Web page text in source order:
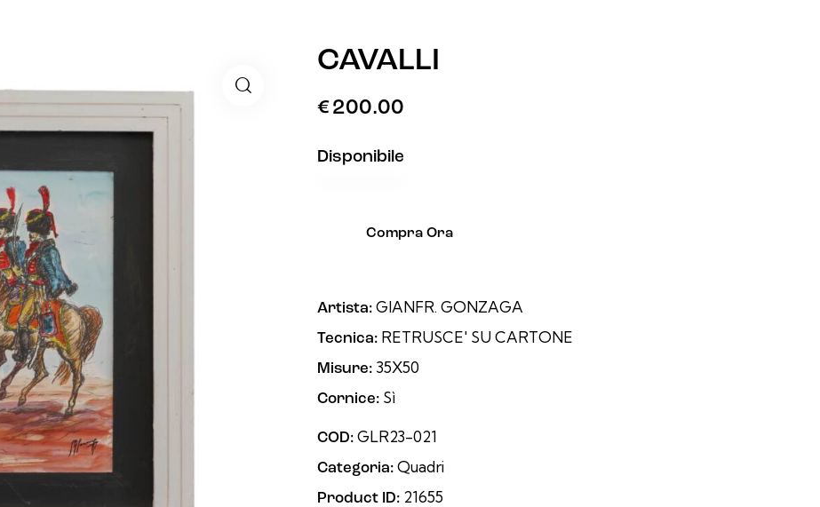
CAVALLI
€200.00
Disponibile
Compra Ora
Artista: GIANFR. GONZAGA
Tecnica: RETRUSCE' SU CARTONE
Misure: 35X50
Cornice: Sì
COD: GLR23-021
Categoria: Quadri
Product ID: 21655